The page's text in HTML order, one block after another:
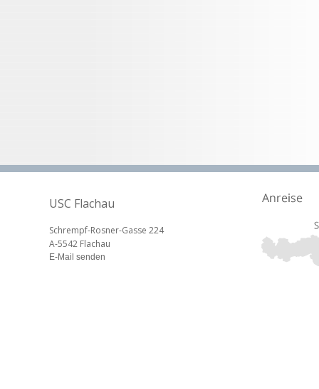
USC Flachau
Schrempf-Rosner-Gasse 224
A-5542 Flachau
E-Mail senden